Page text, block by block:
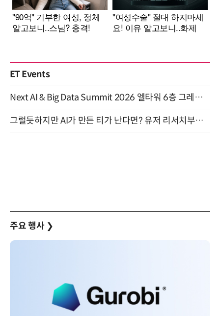
ET Events
Next AI & Big Data Summit 2026 엘타워 6층 그레이스홀 개최 (9/18)
그럴듯하지만 AI가 만든 티가 난다면? 유저 리서치부터 배포까지! (9/15)
주요 행사 ❯